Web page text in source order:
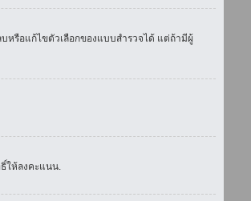
หรือแก้ไขตัวเลือกของแบบสำรวจได้ แต่ถ้ามีผู้
ให้ลงคะแนน.